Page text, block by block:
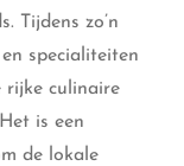
Tijdens zo’n
specialiteiten
rijke culinaire
is een
de lokale